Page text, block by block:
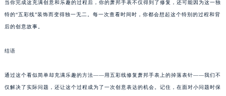
当你完成这充满创意和乐趣的过程后，你的萧邦手表不仅得到了修复，还可能因为这一独
特的“五彩线”装饰而变得独一无二。每一次查看时间时，你都会想起这个特别的过程和背
后的创意故事。
结语
通过这个看似简单却充满乐趣的方法——用五彩线修复萧邦手表上的掉落表针——我们不
仅解决了实际问题，还让这个过程成为了一次创意表达的机会。记住，在面对小问题时保